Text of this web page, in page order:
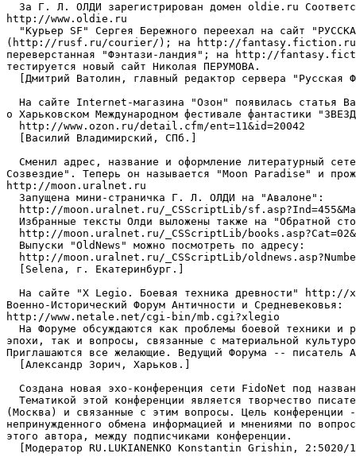
За Г. Л. ОЛДИ зарегистрирован домен oldie.ru
http://www.oldie.ru
"Курьер SF" Сергея Бережного переехал на сайт
(http://rusf.ru/courier/); на http://fantasy.fiction.ru/
переверстанная "Фэнтази-ландия"; на http://
тестируется новый сайт Hиколая ПЕРУМОВА.
[Дмитрий Ватолин, главный редактор сервера "Русская
На сайте Internet-магазина "Озон" появилась статья
о Харьковском Международном фестивале фантастики
  http://www.ozon.ru/detail.cfm/ent=11&id=20042
  [Василий Владимирский, СПб.]
Сменил адрес, название и оформление литературный
Созвездие". Теперь он называется "Moon Paradise" и
http://moon.uralnet.ru
  Запущена мини-страничка Г. Л. ОЛДИ на "Авалоне":
http://moon.uralnet.ru/_CSScriptLib/
Избранные тексты Олди выложены также на "Обратной
http://moon.uralnet.ru/_CSScriptLib/
  Выпуски "OldNews" можно посмотреть по адресу:
http://moon.uralnet.ru/_CSScriptLib/
  [Selena, г. Екатеринбург.]
На сайте "X Legio. Боевая техника древности"
Военно-Исторический Форум Античности и Средневековья:
http://www.netale.net/cgi-bin/mb.cgi?xlegio
На Форуме обсуждаются как проблемы боевой техники и
эпохи, так и вопросы, связанные с материальной
Приглашаются все желающие. Ведущий Форума -- писатель
  [Александр Зорич, Харьков.]
Создана новая эхо-конфеpенция сети FidoNet под
Тематикой этой конференции является творчество
(Москва) и связанные с этим вопросы. Цель конференции
непринужденного обмена информацией и мнениями по
этого автора, между подписчиками конференции.
[Модеpатоp RU.LUKIANENKO Konstantin Grishin, 2:5020/